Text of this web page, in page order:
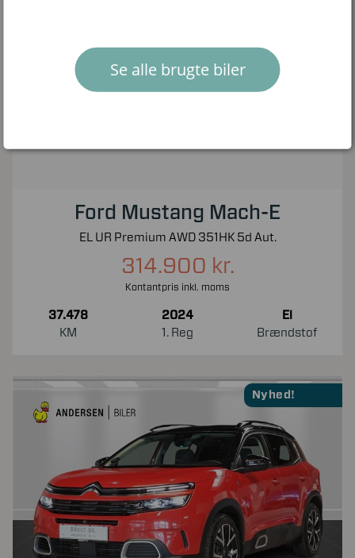
Ford Mustang Mach-E
EL UR Premium AWD 351HK 5d Aut.
314.900 kr.
Kontantpris inkl. moms
37.478
KM
2024
1. Reg
El
Brændstof
Nyhed!
Se alle brugte biler